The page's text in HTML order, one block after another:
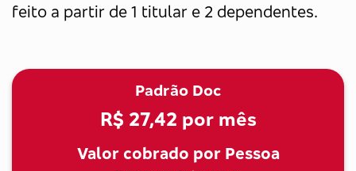
feito a partir de 1 titular e 2 dependentes.
Padrão Doc
R$ 27,42 por mês
Valor cobrado por Pessoa